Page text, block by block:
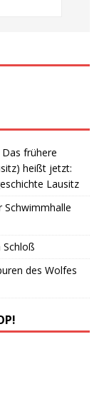
frühere
heißt jetzt:
Lausitz
Schwimmhalle
Schloß
des Wolfes